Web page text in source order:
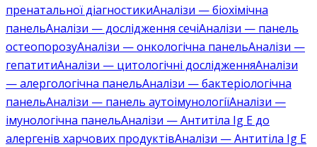
пренатальної діагностикиАналізи — біохімічна
панельАналізи — дослідження сечіАналізи — панель
остеопорозуАналізи — онкологічна панельАналізи —
гепатитиАналізи — цитологічні дослідженняАналізи
— алергологічна панельАналізи — бактеріологічна
панельАналізи — панель аутоімунологіїАналізи —
імунологічна панельАналізи — Антитіла Ig E до
алергенів харчових продуктівАналізи — Антитіла Ig E